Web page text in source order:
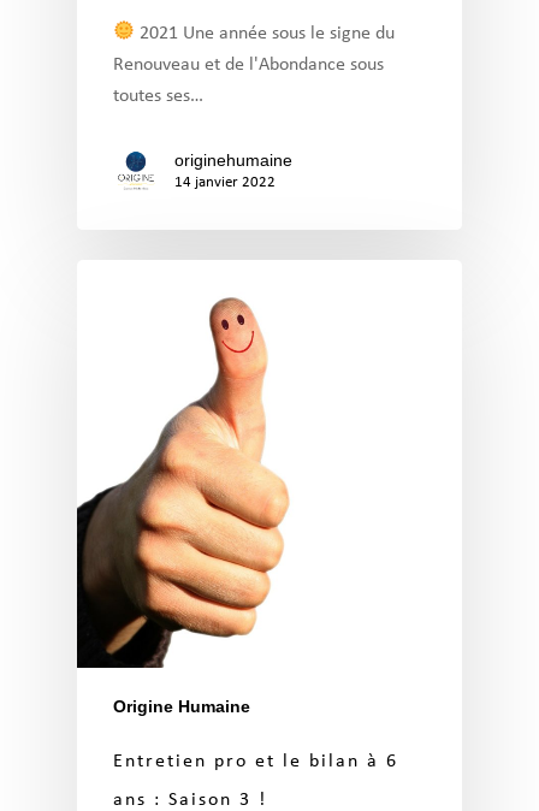
2021 Une année sous le signe du
Renouveau et de l'Abondance sous
toutes ses…
originehumaine
14 janvier 2022
Origine Humaine
Entretien pro et le bilan à 6
ans : Saison 3 !